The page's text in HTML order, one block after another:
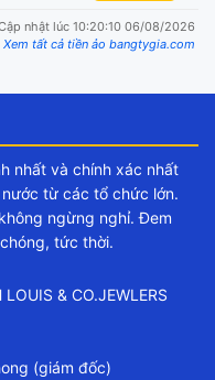
nhật lúc 10:20:10 06/08/2026
Xem tất cả tiền ảo bangtygia.com
nhất và chính xác nhất
từ các tổ chức lớn.
ngừng nghỉ. Đem
tức thời.
& CO.JEWLERS
(giám đốc)